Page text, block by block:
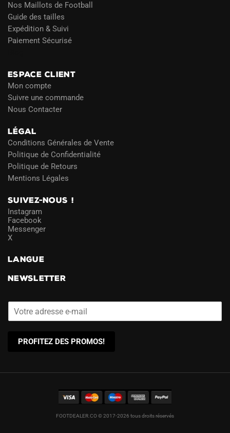
Nos Maillots de Football
Guide des tailles
Expédition & Suivi
Paiement Sécurisé
ESPACE CLIENT
Mon compte
Suivre une commande
Nous Contacter
LÉGAL
Conditions Générales de Vente
Politique de Confidentialité
Politique de Retours
Mentions Légales
SUIVEZ-NOUS !
Instagram
Facebook
Messenger
X
LANGUE
NEWSLETTER
PROFITEZ DES PROMOS!
FOOTDEALER.CO © 2017-2026 tous droits réservés